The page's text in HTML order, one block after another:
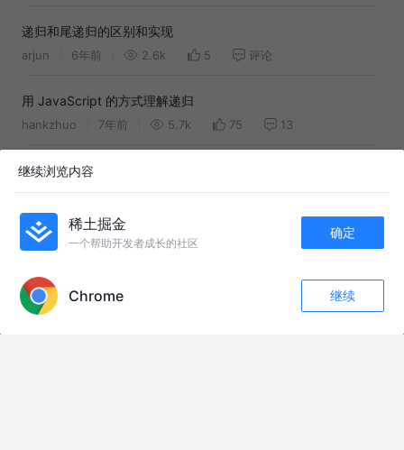
34
递归和尾递归的区别和实现
arjun 6年前 2.6k 5 评论
用 JavaScript 的方式理解递归
hankzhuo 7年前 5.7k 75 13
深入理解递归
曲镇 6年前 2.9k 7 1
理解递归 Recurtion
直观理解（尾）递归函数
继续浏览内容
稀土掘金
一个帮助开发者成长的社区
确定
Chrome 继续